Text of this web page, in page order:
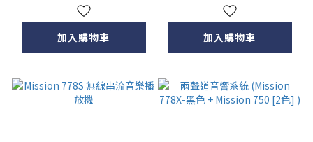
加入購物車 加入購物車